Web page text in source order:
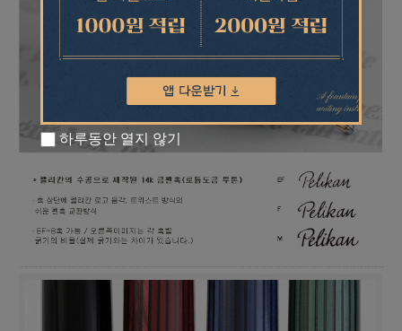
하루동안 열지 않기